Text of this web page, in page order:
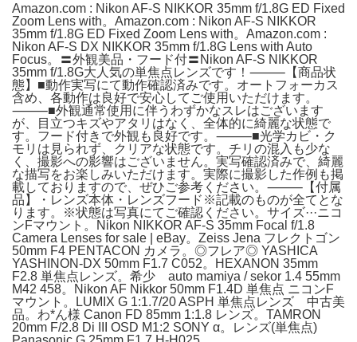
Amazon.com : Nikon AF-S NIKKOR 35mm f/1.8G ED Fixed
Zoom Lens with。Amazon.com : Nikon AF-S NIKKOR
35mm f/1.8G ED Fixed Zoom Lens with。Amazon.com :
Nikon AF-S DX NIKKOR 35mm f/1.8G Lens with Auto
Focus。〓外観美品・フード付〓Nikon AF-S NIKKOR
35mm f/1.8G大人気の単焦点レンズです！⸻【商品状
態】■動作実写にて動作確認済みです。オートフォーカス
含め、各動作は良好で安心してご使用いただけます。
⸻■外観通常使用に伴うわずかなスレはございます
が、目立つキズやアタリはなく、全体的に綺麗な状態で
す。フード付きで外観も良好です。⸻■光学カビ・ク
モリは見られず、クリアな状態です。チリの混入も少な
く、撮影への影響はございません。実写確認済みで、綺麗
な描写をお楽しみいただけます。実際に撮影した作例も掲
載しておりますので、ぜひご参考ください。⸻【付属
品】・レンズ本体・レンズフード※記載のものが全てとな
ります。※状態は写真にてご確認ください。サイズ···ニコ
ンFマウント。Nikon NIKKOR AF-S 35mm Focal f/1.8
Camera Lenses for sale | eBay。Zeiss Jena フレクトゴン
50mm F4 PENTACON カメラ。◎フレア◎ YASHICA
YASHINON-DX 50mm F1.7 C052。HEXANON 35mm
F2.8 単焦点レンズ。希少 auto mamiya / sekor 1.4 55mm
M42 458。Nikon AF Nikkor 50mm F1.4D 単焦点 ニコンF
マウント。LUMIX G 1:1.7/20 ASPH 単焦点レンズ 中古美
品。わ*ん様 Canon FD 85mm 1:1.8 レンズ。TAMRON
20mm F/2.8 Di III OSD M1:2 SONY α。レンズ(単焦点)